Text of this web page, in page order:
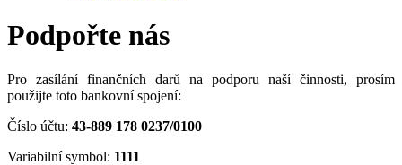
Podpořte nás
Pro zasílání finančních darů na podporu naší činnosti, prosím
použijte toto bankovní spojení:
Číslo účtu: 43-889 178 0237/0100
Variabilní symbol: 1111